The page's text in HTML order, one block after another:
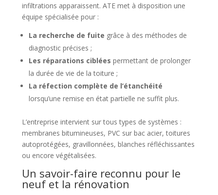
infiltrations apparaissent. ATE met à disposition une
équipe spécialisée pour :
La recherche de fuite grâce à des méthodes de
diagnostic précises ;
Les réparations ciblées permettant de prolonger
la durée de vie de la toiture ;
La réfection complète de l’étanchéité
lorsqu’une remise en état partielle ne suffit plus.
L’entreprise intervient sur tous types de systèmes :
membranes bitumineuses, PVC sur bac acier, toitures
autoprotégées, gravillonnées, blanches réfléchissantes
ou encore végétalisées.
Un savoir-faire reconnu pour le
neuf et la rénovation